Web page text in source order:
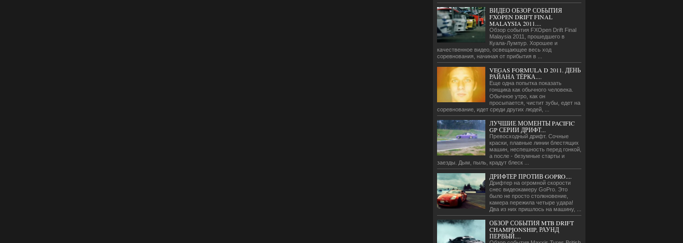
ВИДЕО ОБЗОР СОБЫТИЯ
FXOPEN DRIFT FINAL
MALAYSIA 2011....
Обзор события FXOpen Drift Final
Malaysia 2011, прошедшего в
Куала-Лумпур. Хорошее и
качественное видео, освещающее весь ход
соревнования, начиная от прибытия в ...
VEGAS FORMULA D 2011. ДЕНЬ
РАЙАНА ТЁРКА....
Еще одна попытка показать
гонщика как обычного человека.
Обычное утро, как он
просыпается, чистит зубы, едет на
соревнование, идет среди других людей, ...
ЛУЧШИЕ МОМЕНТЫ PACIFIC
GP СЕРИИ ДРИФТ...
Превосходный дрифт. Сочные
краски, плавные линии блестящих
машин, неспешность перед гонкой,
а после - безумные старты и
заезды. Дым, пыль, крадут блеск ...
ДРИФТЕР ПРОТИВ GOPRO....
Дрифтер на огромной скорости
снес видеокамеру GoPro. Это
было не просто столкновение,
камера пережила четыре удара!
Два из них пришлось на машину, ...
ОБЗОР СОБЫТИЯ MTB DRIFT
CHAMPIONSHIP, РАУНД
ПЕРВЫЙ....